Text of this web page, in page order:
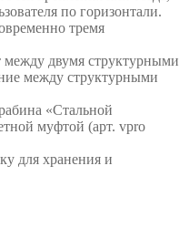
по горизонтали.
тремя
между двумя структурными
между структурными
«Стальной
муфтой (арт. vpro
для хранения и